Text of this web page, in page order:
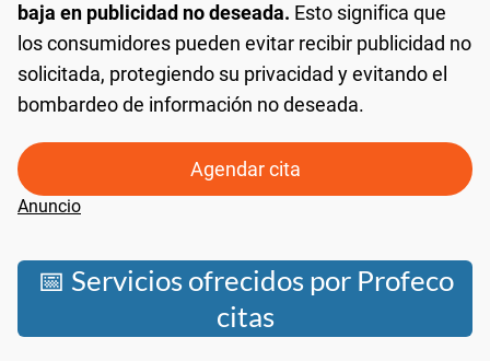
baja en publicidad no deseada. Esto significa que
los consumidores pueden evitar recibir publicidad no
solicitada, protegiendo su privacidad y evitando el
bombardeo de información no deseada.
Agendar cita
📅 Servicios ofrecidos por Profeco
citas